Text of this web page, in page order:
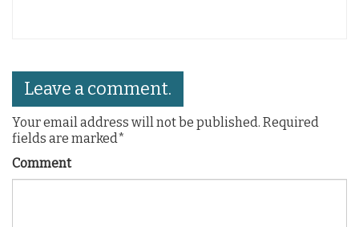
Leave a comment.
Your email address will not be published. Required
fields are marked*
Comment